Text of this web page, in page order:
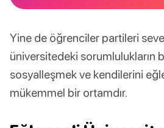
Yine de öğrenciler partileri
üniversitedeki sorumlulukların
sosyalleşmek ve kendilerini
mükemmel bir ortamdır.